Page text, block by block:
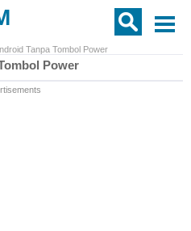
Tanpa Tombol Power
Power